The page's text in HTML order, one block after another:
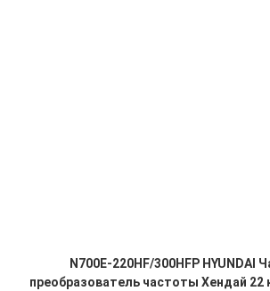
N700E-220HF/300HFP HYUNDAI
преобразователь частоты Хендай 22